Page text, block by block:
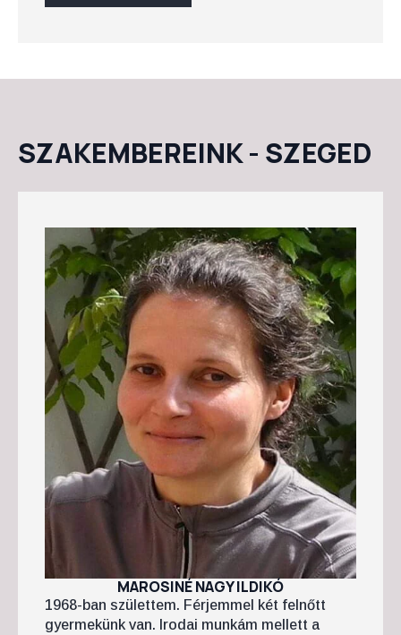
SZAKEMBEREINK - SZEGED
MAROSINÉ NAGY ILDIKÓ
1968-ban születtem. Férjemmel két felnőtt
gyermekünk van. Irodai munkám mellett a